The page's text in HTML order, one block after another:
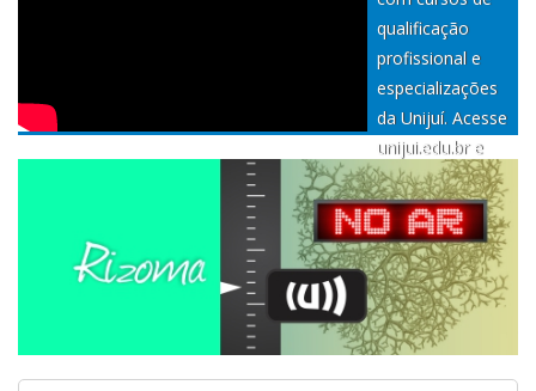
qualificação
profissional e
especializações
da Unijuí. Acesse
unijui.edu.br e
transforme o
seu agora.